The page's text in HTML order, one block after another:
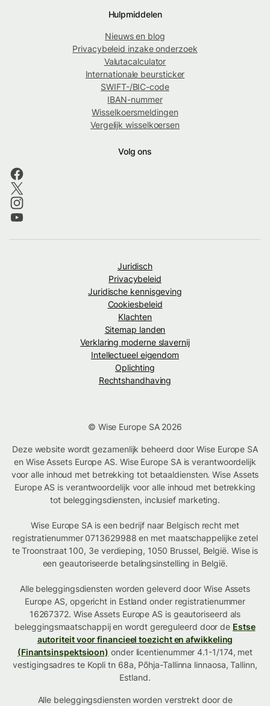
Hulpmiddelen
Nieuws en blog
Privacybeleid inzake onderzoek
Valutacalculator
Internationale beursticker
SWIFT-/BIC-code
IBAN-nummer
Wisselkoersmeldingen
Vergelijk wisselkoersen
Volg ons
Juridisch
Privacybeleid
Juridische kennisgeving
Cookiesbeleid
Klachten
Sitemap landen
Verklaring moderne slavernij
Intellectueel eigendom
Oplichting
Rechtshandhaving
© Wise Europe SA 2026
Deze website wordt gezamenlijk beheerd door Wise Europe SA
en Wise Assets Europe AS. Wise Europe SA is verantwoordelijk
voor alle inhoud met betrekking tot betaaldiensten. Wise Assets
Europe AS is verantwoordelijk voor alle inhoud met betrekking
tot beleggingsdiensten, inclusief marketing.
Wise Europe SA is een bedrijf naar Belgisch recht met
registratienummer 0713629988 en met maatschappelijke zetel
te Troonstraat 100, 3e verdieping, 1050 Brussel, België. Wise is
een geautoriseerde betalingsinstelling in België.
Alle beleggingsdiensten worden geleverd door Wise Assets
Europe AS, opgericht in Estland onder registratienummer
16267372. Wise Assets Europe AS is geautoriseerd als
beleggingsmaatschappij en wordt gereguleerd door de Estse
autoriteit voor financieel toezicht en afwikkeling
(Finantsinspektsioon) onder licentienummer 4.1-1/174, met
vestigingsadres te Kopli tn 68a, Põhja-Tallinna linnaosa, Tallinn,
Estland.
Alle beleggingsdiensten worden verstrekt door de